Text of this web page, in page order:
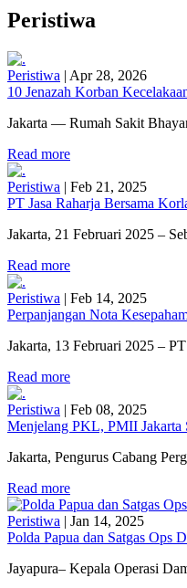
Peristiwa
Peristiwa | Apr 28, 2026
10 Jenazah Korban
Jakarta — Rumah Sakit
Read more
Peristiwa | Feb 21, 2025
PT Jasa Raharja Bersama
Jakarta, 21 Februari 2025 –
Read more
Peristiwa | Feb 14, 2025
Perpanjangan Nota
Jakarta, 13 Februari 2025 –
Read more
Peristiwa | Feb 08, 2025
Menjelang PKL, PMII Jakarta
Jakarta, Pengurus Cabang
Read more
Peristiwa | Jan 14, 2025
Polda Papua dan Satgas Ops
Jayapura– Kepala Operasi